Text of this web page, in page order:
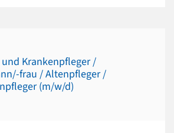
Krankenpfleger /
frau / Altenpfleger /
(m/w/d)